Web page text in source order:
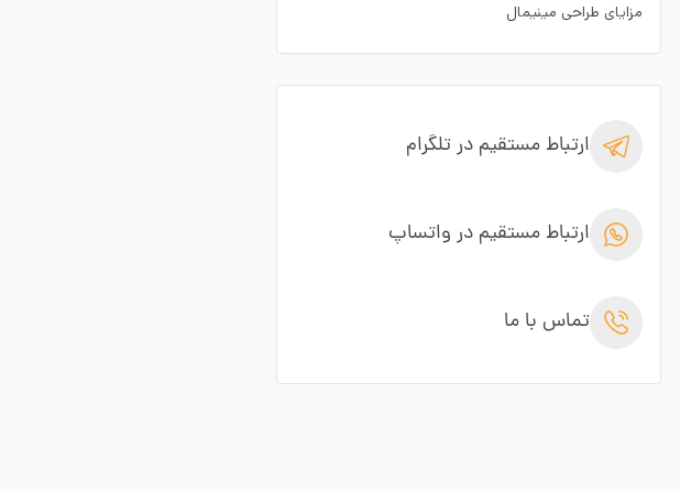
مزایای طراحی مینیمال
ارتباط مستقیم در تلگرام
ارتباط مستقیم در واتساپ
تماس با ما